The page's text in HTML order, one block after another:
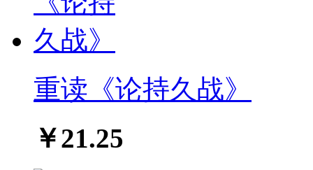
重读《论持久战》
￥21.25